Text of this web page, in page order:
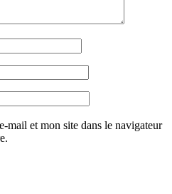
mail et mon site dans le navigateur